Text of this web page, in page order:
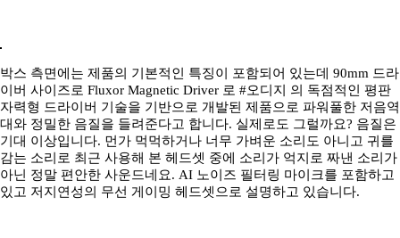
박스 측면에는 제품의 기본적인 특징이 포함되어 있는데 90mm 드라
이버 사이즈로 Fluxor Magnetic Driver 로 #오디지 의 독점적인 평판
자력형 드라이버 기술을 기반으로 개발된 제품으로 파워풀한 저음역
대와 정밀한 음질을 들려준다고 합니다. 실제로도 그럴까요? 음질은
기대 이상입니다. 먼가 먹먹하거나 너무 가벼운 소리도 아니고 귀를
감는 소리로 최근 사용해 본 헤드셋 중에 소리가 억지로 짜낸 소리가
아닌 정말 편안한 사운드네요. AI 노이즈 필터링 마이크를 포함하고
있고 저지연성의 무선 게이밍 헤드셋으로 설명하고 있습니다.